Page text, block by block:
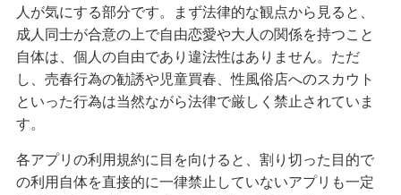
人が気にする部分です。まず法律的な観点から見ると、
成人同士が合意の上で自由恋愛や大人の関係を持つこと
自体は、個人の自由であり違法性はありません。ただ
し、売春行為の勧誘や児童買春、性風俗店へのスカウト
といった行為は当然ながら法律で厳しく禁止されていま
す。
各アプリの利用規約に目を向けると、割り切った目的で
の利用自体を直接的に一律禁止していないアプリも一定